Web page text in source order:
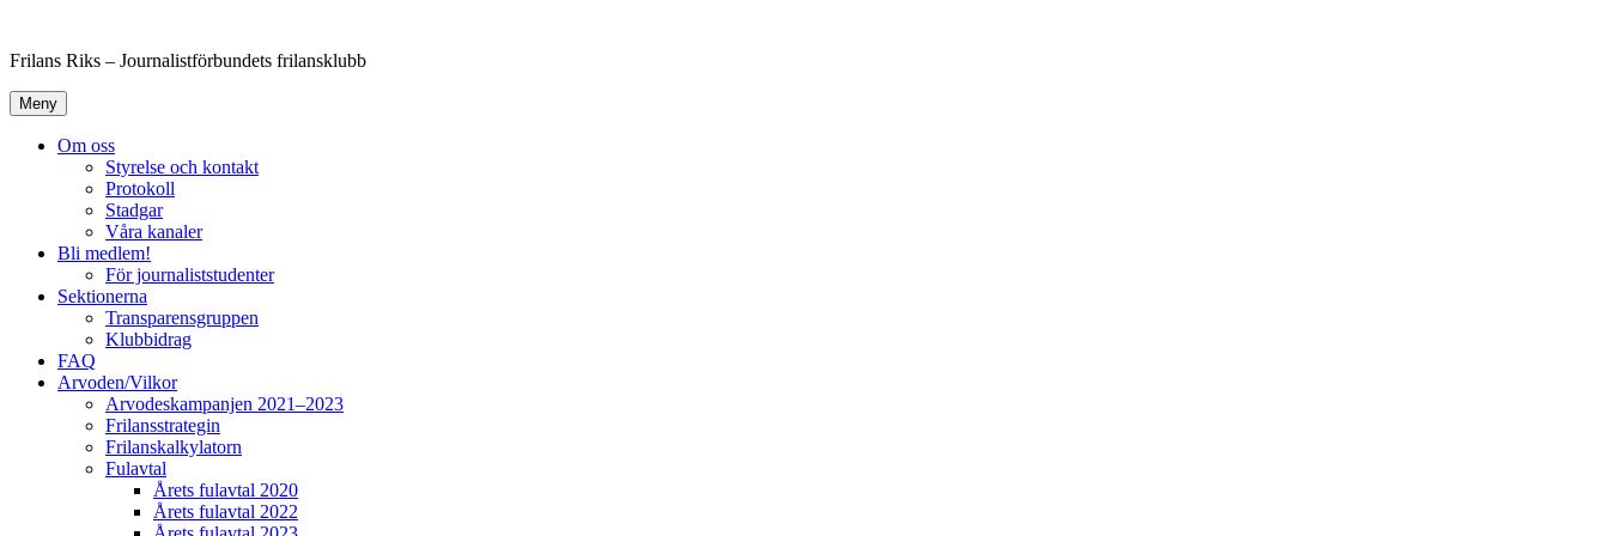
innehåll
Frilans Riks – Journalistförbundets frilansklubb
Meny
Om oss
Styrelse och kontakt
Protokoll
Stadgar
Våra kanaler
Bli medlem!
För journaliststudenter
Sektionerna
Transparensgruppen
Klubbidrag
FAQ
Arvoden/Vilkor
Arvodeskampanjen 2021–2023
Frilansstrategin
Frilanskalkylatorn
Fulavtal
Årets fulavtal 2020
Årets fulavtal 2022